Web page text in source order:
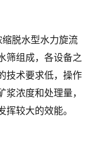
脱水型水力旋流
筛组成，各设备之
技术要求低，操作
浓度和处理量，
较大的效能。